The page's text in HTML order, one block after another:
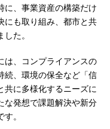
に、事業資産の構築だけ
にも取り組み、都市と共
た。
は、コンプライアンスの
続、環境の保全など「信
共に多様化するニーズに
な発想で課題解決や新分
。